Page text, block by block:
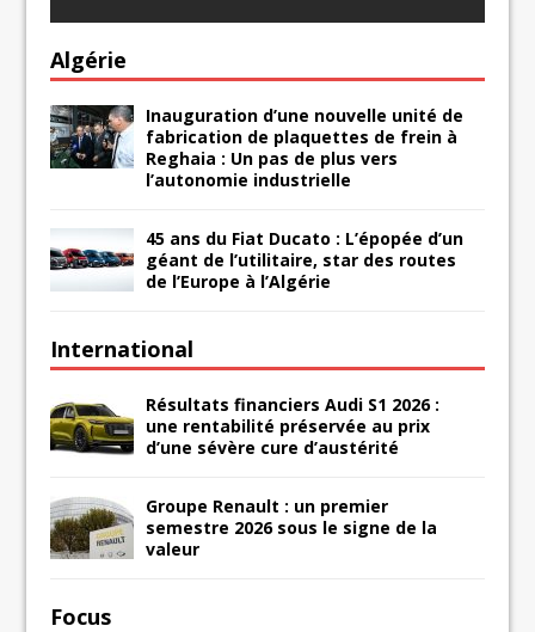
Algérie
Inauguration d’une nouvelle unité de
fabrication de plaquettes de frein à
Reghaia : Un pas de plus vers
l’autonomie industrielle
45 ans du Fiat Ducato : L’épopée d’un
géant de l’utilitaire, star des routes
de l’Europe à l’Algérie
International
Résultats financiers Audi S1 2026 :
une rentabilité préservée au prix
d’une sévère cure d’austérité
Groupe Renault : un premier
semestre 2026 sous le signe de la
valeur
Focus